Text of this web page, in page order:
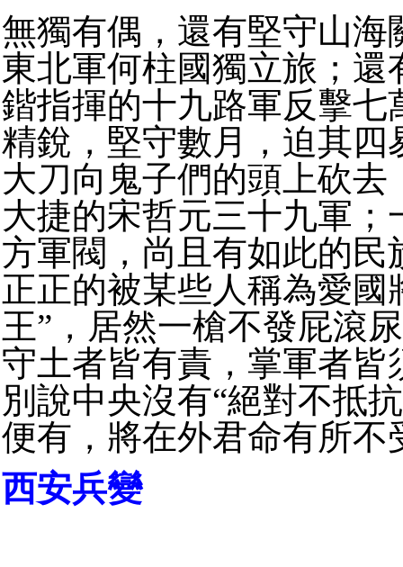
無獨有偶，還有堅守山海
東北軍何柱國獨立旅；還
鍇指揮的十九路軍反擊七
精銳，堅守數月，迫其四
大刀向鬼子們的頭上砍去
大捷的宋哲元三十九軍；
方軍閥，尚且有如此的民
正正的被某些人稱為愛國
王”，居然一槍不發屁滾
守土者皆有責，掌軍者皆
別說中央沒有“絕對不抵
便有，將在外君命有所不
西安兵變